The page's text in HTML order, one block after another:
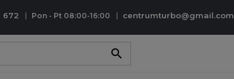
672 Pon - Pt 08:00-16:00 centrumturbo@gmail.com
search